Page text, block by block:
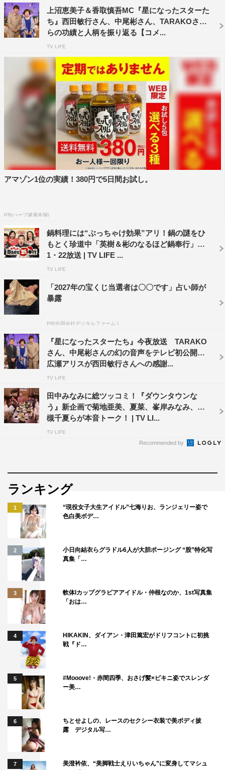
『ダウンタウンなう』
フジテレビ系
8月17日（金）午後9時55分～10時52分
＜出演者＞
MC：ダウンタウン（浜田雅功、松本人志）
お店案内人：坂上忍
飲み仲間：峯岸みなみ、藤田ニコル
ゲスト：野沢雅子、中尾彬＆池波志乃、安東弘樹
©フジテレビ
上沼恵美子＆香取慎吾MC『星になったスターた
ち』西田敏行さん、中尾彬さん、TARAKOさん
らの功績と人柄を振り返る【コメ...
TV LIFE
アマゾン1位の実績！380円で5日間お試し。
PR(ハーブ健康本舗)
鍋料理には“ぶっちゃけ効果”アリ！鍋の謎をひ
もとく珍道中「英樹＆彬のなるほど鍋奉行」が
1・22放送 | TV LIFE ...
TV LIFE
「2027年の宝くじ当選者は〇〇です」占い師が
暴露
PR(合同会社デジタルファーム )
『星になったスターたち』今夜放送 TARAKO
さん、中尾彬さんの幻の音声をテレビ初公開
広瀬アリスが西田敏行さんへの感謝...
TV LIFE
田中みなみに総ツッコミ！『ダウンタウンな
う』新企画で菊地亜美、夏菜、峯岸みなみ、若
槻千夏らが本音トーク！ | TV LI...
TV LIFE
Recommended by
ランキング
1
“現役女子大生アイドル”七海りお、ランジェリー姿で
色白美ボデ…
2
小日向結衣らグラドル6人が大胆ポージング “股”特化写
真集「…
3
軟体Iカップグラビアアイドル・仲根なのか、1st写真集
「おは…
4
HIKAKIN、ダイアン・津田篤宏がドリフコントに初挑
戦『ド…
5
#Mooove!・赤間四季、おさげ髪×ビキニ姿でスレンダ
ー美…
6
ちとせよしの、レースのセクシー衣装で美ボディ披
露 デジタル写…
7
美澄衿依、“美脚戦士えりいちゃん”に変身してマシュ